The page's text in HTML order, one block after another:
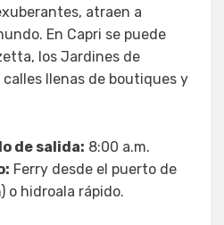
atraen a
En Capri se puede
los Jardines de
llenas de boutiques y
de salida: 8:00 a.m.
Ferry desde el puerto de
o hidroala rápido.